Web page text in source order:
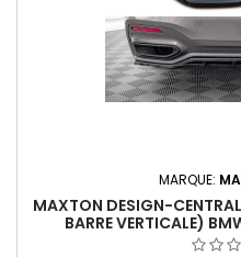
MARQUE:
MAXTON DESIGN-CENTRAL
BARRE VERTICALE)